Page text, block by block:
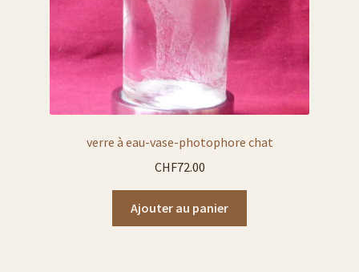
verre à eau-vase-photophore chat
CHF72.00
Ajouter au panier